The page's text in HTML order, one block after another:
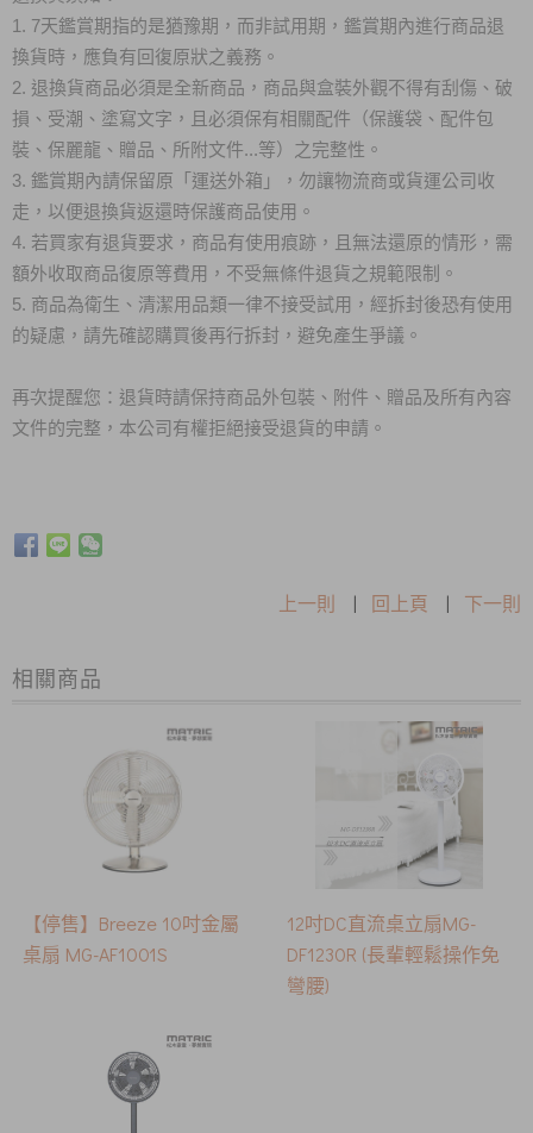
1. 7天鑑賞期指的是猶豫期，而非試用期，鑑賞期內進行商品退
換貨時，應負有回復原狀之義務。
2. 退換貨商品必須是全新商品，商品與盒裝外觀不得有刮傷、破
損、受潮、塗寫文字，且必須保有相關配件（保護袋、配件包
裝、保麗龍、贈品、所附文件...等）之完整性。
3. 鑑賞期內請保留原「運送外箱」，勿讓物流商或貨運公司收
走，以便退換貨返還時保護商品使用。
4. 若買家有退貨要求，商品有使用痕跡，且無法還原的情形，需
額外收取商品復原等費用，不受無條件退貨之規範限制。
5. 商品為衛生、清潔用品類一律不接受試用，經拆封後恐有使用
的疑慮，請先確認購買後再行拆封，避免產生爭議。
再次提醒您：退貨時請保持商品外包裝、附件、贈品及所有內容
文件的完整，本公司有權拒絕接受退貨的申請。
上一則 | 回上頁 | 下一則
相關商品
【停售】Breeze 10吋金屬
桌扇 MG-AF1001S
12吋DC直流桌立扇MG-
DF1230R (長輩輕鬆操作免
彎腰)